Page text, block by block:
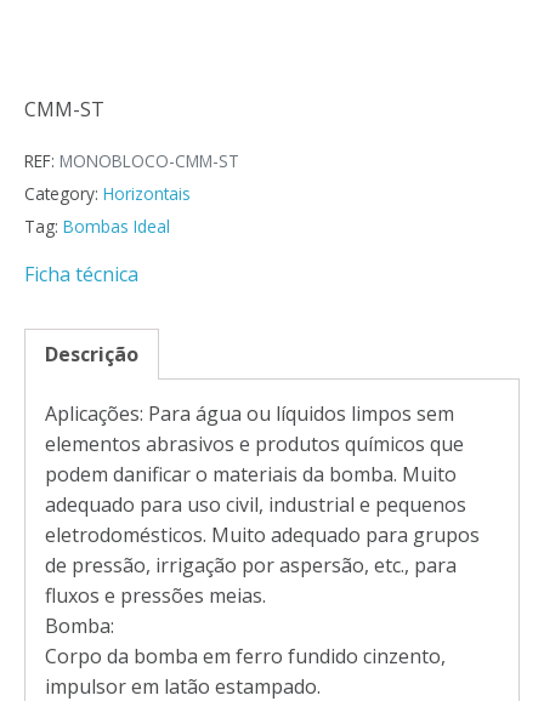
CMM-ST
REF: MONOBLOCO-CMM-ST
Category: Horizontais
Tag: Bombas Ideal
Ficha técnica
Descrição
Aplicações: Para água ou líquidos limpos sem
elementos abrasivos e produtos químicos que
podem danificar o materiais da bomba. Muito
adequado para uso civil, industrial e pequenos
eletrodomésticos. Muito adequado para grupos
de pressão, irrigação por aspersão, etc., para
fluxos e pressões meias.
Bomba:
Corpo da bomba em ferro fundido cinzento,
impulsor em latão estampado.